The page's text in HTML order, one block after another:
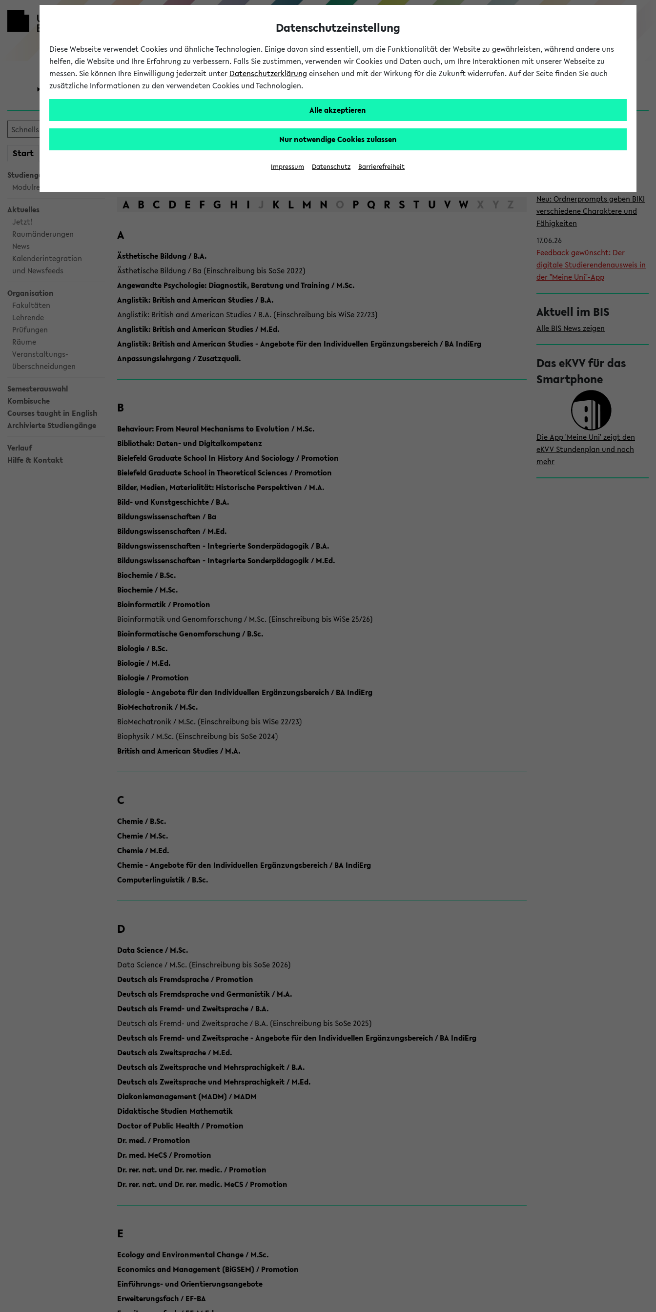
eKVV
Universität Forschung Studium
Start meineKVV
Studiengangsauswahl
Modulrecherche
Aktuelles
Jetzt!
Raumänderungen
News
Kalenderintegration
und Newsfeeds
Organisation
Fakultäten
Lehrende
Prüfungen
Räume
Veranstaltungs-
überschneidungen
Semesterauswahl
Kombisuche
Courses taught in English
Archivierte Studiengänge
Verlauf
Hilfe & Kontakt
Das Lehrangebot der Universität Bielefeld
A B C D E F G H I J K L M N O P Q R S T U V W X Y Z
A
Ästhetische Bildung / B.A.
Ästhetische Bildung / Ba (Einschreibung bis SoSe 2022)
Angewandte Psychologie: Diagnostik, Beratung und Training / M.Sc.
Anglistik: British and American Studies / B.A.
Anglistik: British and American Studies / B.A. (Einschreibung bis WiSe 22/23)
Anglistik: British and American Studies / M.Ed.
Anglistik: British and American Studies - Angebote für den Individuellen Ergänzungsbereich / BA IndiErg
Anpassungslehrgang / Zusatzquali.
B
Behaviour: From Neural Mechanisms to Evolution / M.Sc.
Bibliothek: Daten- und Digitalkompetenz
Bielefeld Graduate School In History And Sociology / Promotion
Bielefeld Graduate School in Theoretical Sciences / Promotion
Bilder, Medien, Materialität: Historische Perspektiven / M.A.
Bild- und Kunstgeschichte / B.A.
Bildungswissenschaften / Ba
Bildungswissenschaften / M.Ed.
Bildungswissenschaften - Integrierte Sonderpädagogik / B.A.
Bildungswissenschaften - Integrierte Sonderpädagogik / M.Ed.
Biochemie / B.Sc.
Biochemie / M.Sc.
Bioinformatik / Promotion
Bioinformatik und Genomforschung / M.Sc. (Einschreibung bis WiSe 25/26)
Bioinformatische Genomforschung / B.Sc.
Biologie / B.Sc.
Biologie / M.Ed.
Biologie / Promotion
Biologie - Angebote für den Individuellen Ergänzungsbereich / BA IndiErg
BioMechatronik / M.Sc.
BioMechatronik / M.Sc. (Einschreibung bis WiSe 22/23)
Biophysik / M.Sc. (Einschreibung bis SoSe 2024)
British and American Studies / M.A.
C
Chemie / B.Sc.
Chemie / M.Sc.
Chemie / M.Ed.
Chemie - Angebote für den Individuellen Ergänzungsbereich / BA IndiErg
Computerlinguistik / B.Sc.
D
Data Science / M.Sc.
Data Science / M.Sc. (Einschreibung bis SoSe 2026)
Deutsch als Fremdsprache / Promotion
Deutsch als Fremdsprache und Germanistik / M.A.
Deutsch als Fremd- und Zweitsprache / B.A.
Deutsch als Fremd- und Zweitsprache / B.A. (Einschreibung bis SoSe 2025)
Deutsch als Fremd- und Zweitsprache - Angebote für den Individuellen Ergänzungsbereich / BA IndiErg
Deutsch als Zweitsprache / M.Ed.
Deutsch als Zweitsprache und Mehrsprachigkeit / B.A.
Deutsch als Zweitsprache und Mehrsprachigkeit / M.Ed.
Diakoniemanagement (MADM) / MADM
Didaktische Studien Mathematik
Doctor of Public Health / Promotion
Dr. med. / Promotion
Dr. med. MeCS / Promotion
Dr. rer. nat. und Dr. rer. medic. / Promotion
Dr. rer. nat. und Dr. rer. medic. MeCS / Promotion
E
Ecology and Environmental Change / M.Sc.
Economics and Management (BiGSEM) / Promotion
Einführungs- und Orientierungsangebote
Erweiterungsfach / EF-BA
S
i
News
Neu: Ordnerprompts geben BIKI
verschiedene Charaktere und
Fähigkeiten
17.06.26
Feedback gewünscht: Der
digitale Studierendenausweis in
der "Meine Uni"-App
Aktuell im BIS
Alle BIS News zeigen
Das eKVV für das
Smartphone
Die App 'Meine Uni' zeigt den
eKVV Stundenplan und noch
mehr
Datenschutzeinstellung
Diese Webseite verwendet Cookies und ähnliche Technologien. Einige davon sind essentiell, um die Funktionalität der Website zu gewährleisten, während andere uns
helfen, die Website und Ihre Erfahrung zu verbessern. Falls Sie zustimmen, verwenden wir Cookies und Daten auch, um Ihre Interaktionen mit unserer Webseite zu
messen. Sie können Ihre Einwilligung jederzeit unter Datenschutzerklärung einsehen und mit der Wirkung für die Zukunft widerrufen. Auf der Seite finden Sie auch
zusätzliche Informationen zu den verwendeten Cookies und Technologien.
Alle akzeptieren
Nur notwendige Cookies zulassen
Impressum Datenschutz Barrierefreiheit